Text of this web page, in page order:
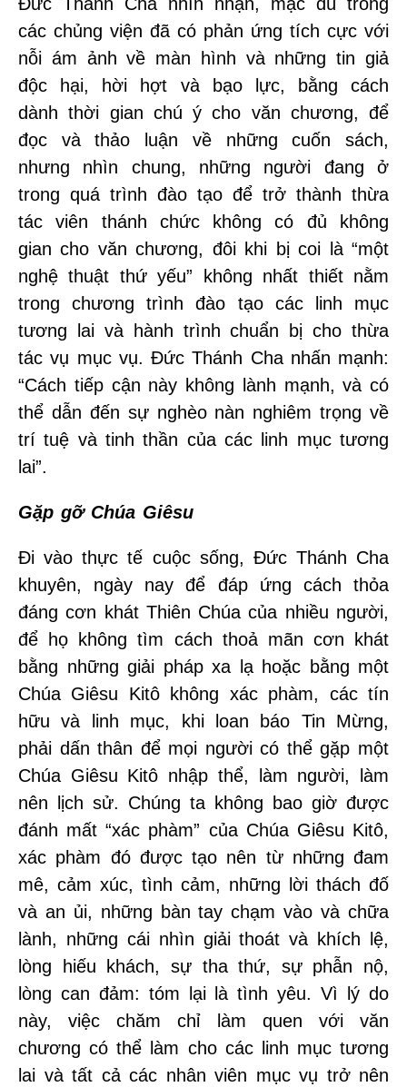
các chủng viện đã có phản ứng tích cực với
nỗi ám ảnh về màn hình và những tin giả
độc hại, hời hợt và bạo lực, bằng cách
dành thời gian chú ý cho văn chương, để
đọc và thảo luận về những cuốn sách,
nhưng nhìn chung, những người đang ở
trong quá trình đào tạo để trở thành thừa
tác viên thánh chức không có đủ không
gian cho văn chương, đôi khi bị coi là “một
nghệ thuật thứ yếu” không nhất thiết nằm
trong chương trình đào tạo các linh mục
tương lai và hành trình chuẩn bị cho thừa
tác vụ mục vụ. Đức Thánh Cha nhấn mạnh:
“Cách tiếp cận này không lành mạnh, và có
thể dẫn đến sự nghèo nàn nghiêm trọng về
trí tuệ và tinh thần của các linh mục tương
lai”.
Gặp gỡ Chúa Giêsu
Đi vào thực tế cuộc sống, Đức Thánh Cha
khuyên, ngày nay để đáp ứng cách thỏa
đáng cơn khát Thiên Chúa của nhiều người,
để họ không tìm cách thoả mãn cơn khát
bằng những giải pháp xa lạ hoặc bằng một
Chúa Giêsu Kitô không xác phàm, các tín
hữu và linh mục, khi loan báo Tin Mừng,
phải dấn thân để mọi người có thể gặp một
Chúa Giêsu Kitô nhập thể, làm người, làm
nên lịch sử. Chúng ta không bao giờ được
đánh mất “xác phàm” của Chúa Giêsu Kitô,
xác phàm đó được tạo nên từ những đam
mê, cảm xúc, tình cảm, những lời thách đố
và an ủi, những bàn tay chạm vào và chữa
lành, những cái nhìn giải thoát và khích lệ,
lòng hiếu khách, sự tha thứ, sự phẫn nộ,
lòng can đảm: tóm lại là tình yêu. Vì lý do
này, việc chăm chỉ làm quen với văn
chương có thể làm cho các linh mục tương
lai và tất cả các nhân viên mục vụ trở nên